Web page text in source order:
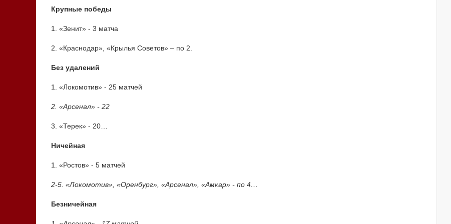
Крупные победы
1. «Зенит» - 3 матча
2. «Краснодар», «Крылья Советов» – по 2.
Без удалений
1. «Локомотив» - 25 матчей
2. «Арсенал» - 22
3. «Терек» - 20…
Ничейная
1. «Ростов» - 5 матчей
2-5. «Локомотив», «Оренбург», «Арсенал», «Амкар» - по 4…
Безничейная